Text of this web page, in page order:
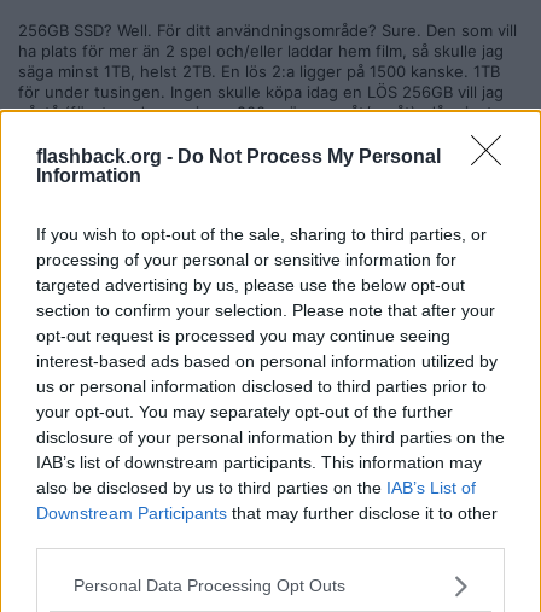
flashback.org - Do Not Process My Personal
Information
If you wish to opt-out of the sale, sharing to third parties, or
processing of your personal or sensitive information for
targeted advertising by us, please use the below opt-out
section to confirm your selection. Please note that after your
opt-out request is processed you may continue seeing
interest-based ads based on personal information utilized by
us or personal information disclosed to third parties prior to
your opt-out. You may separately opt-out of the further
disclosure of your personal information by third parties on the
IAB’s list of downstream participants. This information may
also be disclosed by us to third parties on the IAB’s List of
Downstream Participants that may further disclose it to other
Personal Data Processing Opt Outs
256GB SSD? Well. För ditt användningsområde? Sure. Den som vill
ha plats för mer än 2 spel och/eller laddar hem film, så skulle jag
säga minst 1TB, helst 2TB. En lös 2:a ligger på 1500 kanske. 1TB
för under tusingen. Ingen skulle köpa idag en LÖS 256GB vill jag
påstå (förutom de som jagar 200 spänn uppåt/neråt), då priset per
Citera
1FF
Medlem
Reg: Okt 2013
Citat:
Ursprungligen postat avBazze1
Ska köpa en ny dator stationär HP Pro Mini 400 G9 Desktop
PC tänkte jag.
Är det en bra dator för vardagsbruk och är den värd ca: 10.
000 kronor?
Jag kollar på film/sport Flashback YouTube gör bank-
affärer..ja lite smått och gott men inget spel.
Processor
Intel® Core™ i5 13500T
Intel® UHD Graphics 770
Minne